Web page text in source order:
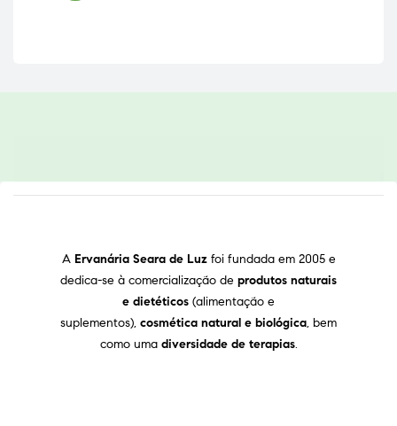
A Ervanária Seara de Luz foi fundada em 2005 e
dedica-se à comercialização de produtos naturais
e dietéticos (alimentação e
suplementos), cosmética natural e biológica, bem
como uma diversidade de terapias.